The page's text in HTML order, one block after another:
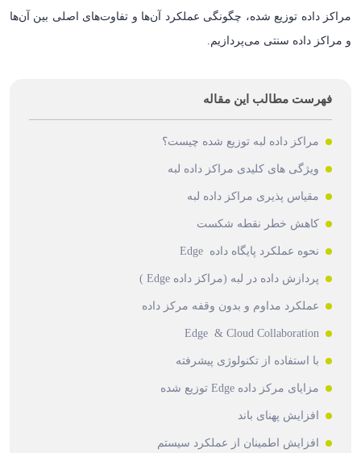
مراکز داده توزیع شده، چگونگی عملکرد آن‌ها و تفاوت‌های اصلی بین آن‌ها
و مراکز داده سنتی می‌پردازیم.
فهرست مطالب این مقاله
مراکز داده لبه توزیع شده چیست؟
ویژگی های کلیدی مراکز داده لبه
مقیاس پذیری مراکز داده لبه
کاهش خطر نقطه شکست
نحوه عملکرد پایگاه داده Edge
پردازش داده در لبه (مراکز داده Edge )
عملکرد مداوم و بدون وقفه مرکز داده
Edge & Cloud Collaboration
با استفاده از تکنولوژی پیشرفته
مزایای مرکز داده Edge توزیع شده
افزایش پهنای باند
افزایش اطمینان از عملکرد سیستم